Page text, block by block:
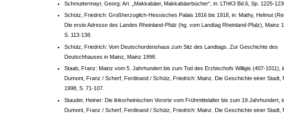
Schmuttermayr, Georg: Art. „Makkabäer, Makkabäerbücher“, in: LThK3 Bd.6, Sp. 1225-
Schütz, Friedrich: Großherzoglich-Hessisches Palais 1816 bis 1918, in: Mathy, Helmut
Die erste Adresse des Landes Rheinland-Pfalz (hg. vom Landtag Rheinland-Pfalz), Mainz
S. 113-138.
Schütz, Friedrich: Vom Deutschordenshaus zum Sitz des Landtags. Zur Geschichte des
Deutschhauses in Mainz, Mainz 1998.
Staab, Franz: Mainz vom 5. Jahrhundert bis zum Tod des Erzbischofs Willigis (407-1011),
Dumont, Franz / Scherf, Ferdinand / Schütz, Friedrich: Mainz. Die Geschichte einer Stadt,
1998, S. 71-107.
Stauder, Heiner: Die linksrheinischen Vororte vom Frühmittelalter bis zum 19.Jahrhundert,
Dumont, Franz / Scherf, Ferdinand / Schütz, Friedrich: Mainz. Die Geschichte einer Stadt,